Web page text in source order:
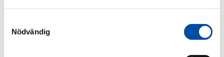
Nödvändig
2022